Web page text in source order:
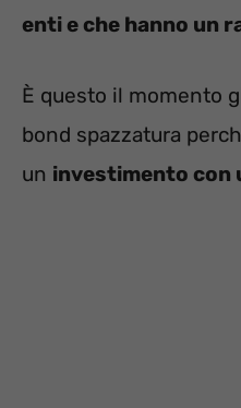
enti e che hanno un
È questo il momento
bond spazzatura
un investimento con